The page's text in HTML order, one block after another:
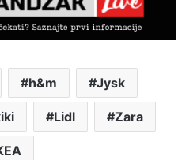
h&m Jysk
Lidl Zara